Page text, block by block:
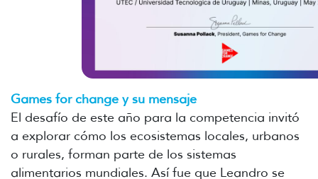
Games for change y su mensaje
El desafío de este año para la competencia invitó
a explorar cómo los ecosistemas locales, urbanos
o rurales, forman parte de los sistemas
alimentarios mundiales. Así fue que Leandro se